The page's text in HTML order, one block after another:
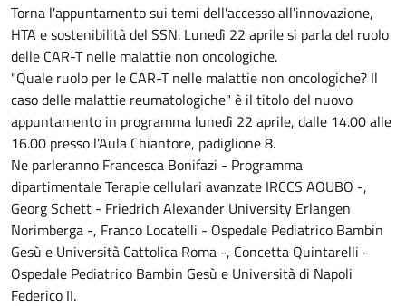
Torna l'appuntamento sui temi dell'accesso all'innovazione,
HTA e sostenibilità del SSN. Lunedì 22 aprile si parla del ruolo
delle CAR-T nelle malattie non oncologiche.
"Quale ruolo per le CAR-T nelle malattie non oncologiche? Il
caso delle malattie reumatologiche" è il titolo del nuovo
appuntamento in programma lunedì 22 aprile, dalle 14.00 alle
16.00 presso l'Aula Chiantore, padiglione 8.
Ne parleranno Francesca Bonifazi - Programma
dipartimentale Terapie cellulari avanzate IRCCS AOUBO -,
Georg Schett - Friedrich Alexander University Erlangen
Norimberga -, Franco Locatelli - Ospedale Pediatrico Bambin
Gesù e Università Cattolica Roma -, Concetta Quintarelli -
Ospedale Pediatrico Bambin Gesù e Università di Napoli
Federico II.